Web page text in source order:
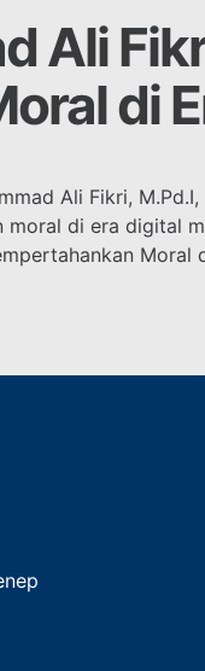
Ali
di
Ali Fikri,
moral di era digital
Moral